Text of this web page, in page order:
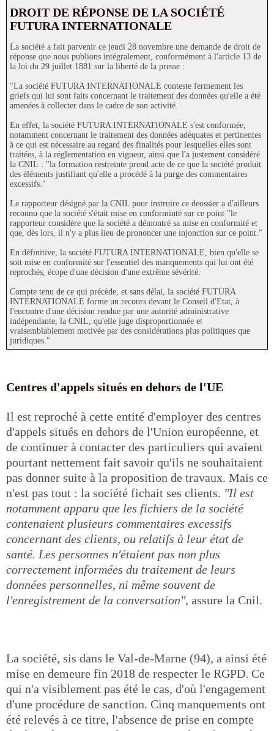
DROIT DE RÉPONSE DE LA SOCIÉTÉ
FUTURA INTERNATIONALE
La société a fait parvenir ce jeudi 28 novembre une demande de droit de
réponse que nous publions intégralement, conformément à l'article 13 de
la loi du 29 juillet 1881 sur la liberté de la presse :
"La société FUTURA INTERNATIONALE conteste fermement les
griefs qui lui sont faits concernant le traitement des données qu'elle a été
amenées à collecter dans le cadre de son activité.
En effet, la société FUTURA INTERNATIONALE s'est conformée,
notamment concernant le traitement des données adéquates et pertinentes
à ce qui est nécessaire au regard des finalités pour lesquelles elles sont
traitées, à la réglementation en vigueur, ainsi que l'a justement considéré
la CNIL : "la formation restreinte prend acte de ce que la société produit
des éléments justifiant qu'elle a procédé à la purge des commentaires
excessifs."
Le rapporteur désigné par la CNIL pour instruire ce deossier a d'ailleurs
reconnu que la société s'était mise en conforminté sur ce point "le
rapporteur considère que la société a démontré sa mise en conformité et
que, dès lors, il n'y a plus lieu de prononcer une injonction sur ce point."
En définitive, la société FUTURA INTERNATIONALE, bien qu'elle se
soit mise en conformité sur l'essentiel des manquements qui lui ont été
reprochés, écope d'une décision d'une extrême sévérité.
Compte tenu de ce qui précède, et sans délai, la société FUTURA
INTERNATIONALE forme un recours devant le Conseil d'Etat, à
l'encontre d'une décision rendue par une autorité administrative
indépendante, la CNIL, qu'elle juge disproportionnée et
vraisemblablement motivée par des considérations plus politiques que
juridiques."
Centres d'appels situés en dehors de l'UE
Il est reproché à cette entité d'employer des centres
d'appels situés en dehors de l'Union européenne, et
de continuer à contacter des particuliers qui avaient
pourtant nettement fait savoir qu'ils ne souhaitaient
pas donner suite à la proposition de travaux. Mais ce
n'est pas tout : la société fichait ses clients. "Il est
notamment apparu que les fichiers de la société
contenaient plusieurs commentaires excessifs
concernant des clients, ou relatifs à leur état de
santé. Les personnes n'étaient pas non plus
correctement informées du traitement de leurs
données personnelles, ni même souvent de
l'enregistrement de la conversation", assure la Cnil.
La société, sis dans le Val-de-Marne (94), a ainsi été
mise en demeure fin 2018 de respecter le RGPD. Ce
qui n'a visiblement pas été le cas, d'où l'engagement
d'une procédure de sanction. Cinq manquements ont
été relevés à ce titre, l'absence de prise en compte